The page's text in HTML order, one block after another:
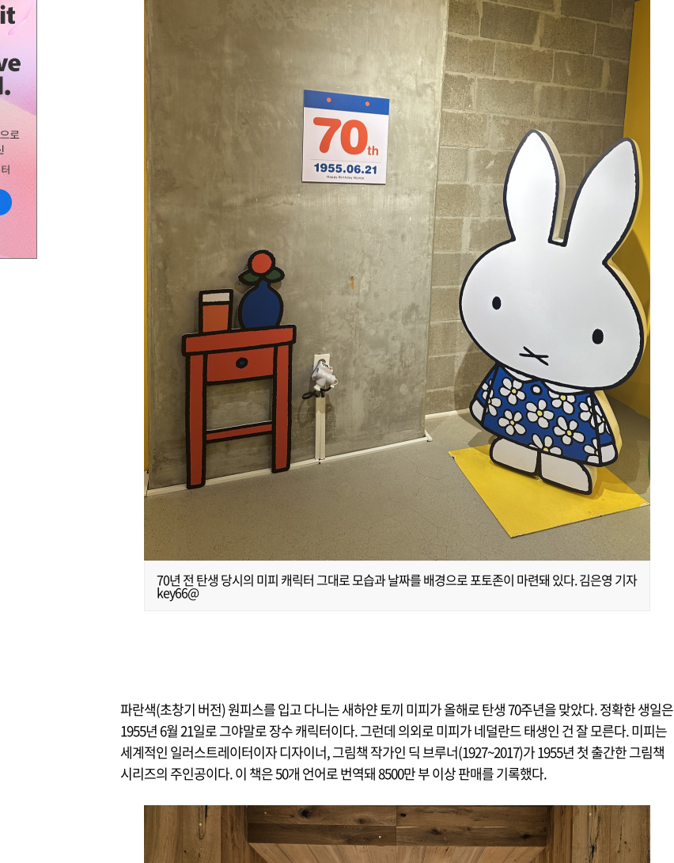
70년 전 탄생 당시의 미피 캐릭터 그대로 모습과 날짜를 배경으로 포토존이 마련돼 있다. 김은영 기자
key66@
파란색(초창기 버전) 원피스를 입고 다니는 새하얀 토끼 미피가 올해로 탄생 70주년을 맞았다. 정확한 생일은
1955년 6월 21일로 그야말로 장수 캐릭터이다. 그런데 의외로 미피가 네덜란드 태생인 건 잘 모른다. 미피는
세계적인 일러스트레이터이자 디자이너, 그림책 작가인 딕 브루너(1927~2017)가 1955년 첫 출간한 그림책
시리즈의 주인공이다. 이 책은 50개 언어로 번역돼 8500만 부 이상 판매를 기록했다.